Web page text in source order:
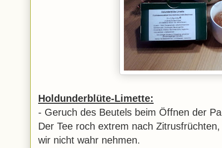
Holdunderblüte-Limette:
- Geruch des Beutels beim Öffnen der
Der Tee roch extrem nach
wir nicht wahr nehmen.